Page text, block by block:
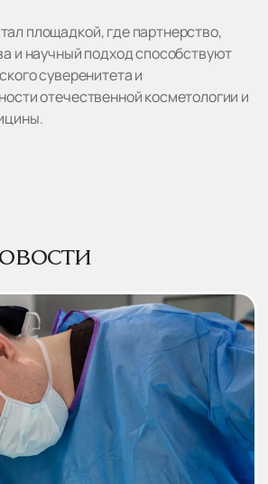
площадкой, где партнерство,
и научный подход способствуют
суверенитета и
отечественной косметологии и